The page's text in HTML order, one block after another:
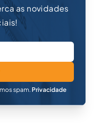
as novidades
spam. Privacidade